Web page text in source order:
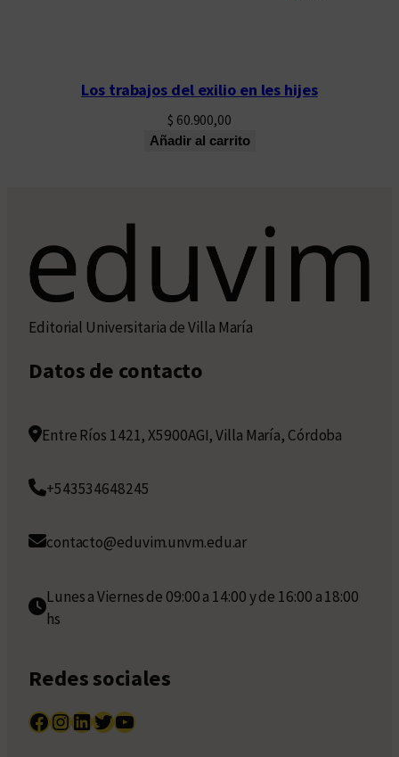
Los trabajos del exilio en les hijes
$ 60.900,00
Añadir al carrito
Editorial Universitaria de Villa María
Datos de contacto
Entre Ríos 1421, X5900AGI, Villa María, Córdoba
+543534648245
contacto@eduvim.unvm.edu.ar
Lunes a Viernes de 09:00 a 14:00 y de 16:00 a 18:00
hs
Redes sociales
Facebook InstagramLinkedIn Twitter YouTube